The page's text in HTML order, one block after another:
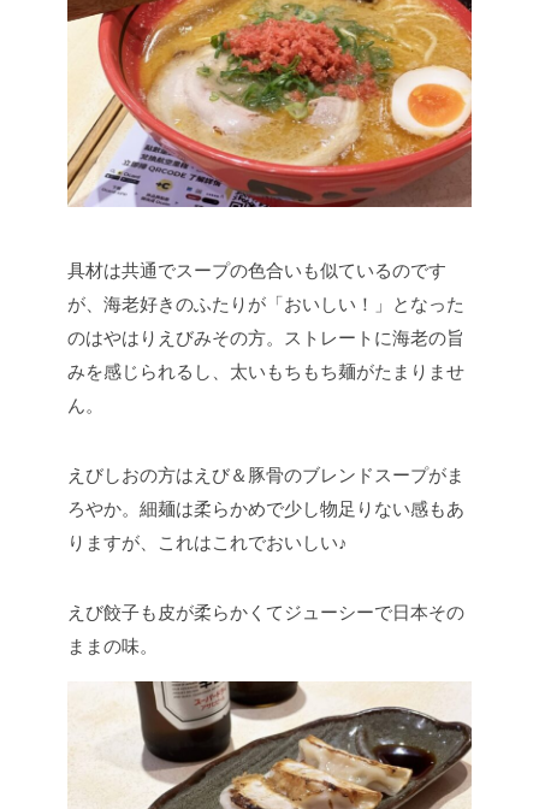
具材は共通でスープの色合いも似ているのです
が、海老好きのふたりが「おいしい！」となった
のはやはりえびみその方。ストレートに海老の旨
みを感じられるし、太いもちもち麺がたまりませ
ん。
えびしおの方はえび＆豚骨のブレンドスープがま
ろやか。細麺は柔らかめで少し物足りない感もあ
りますが、これはこれでおいしい♪
えび餃子も皮が柔らかくてジューシーで日本その
ままの味。